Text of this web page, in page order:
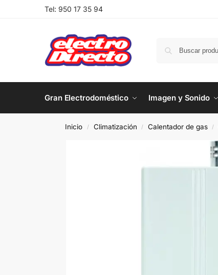
Tel: 950 17 35 94
Gran Electrodoméstico Imagen y Sonido
Inicio / Climatización / Calentador de gas /